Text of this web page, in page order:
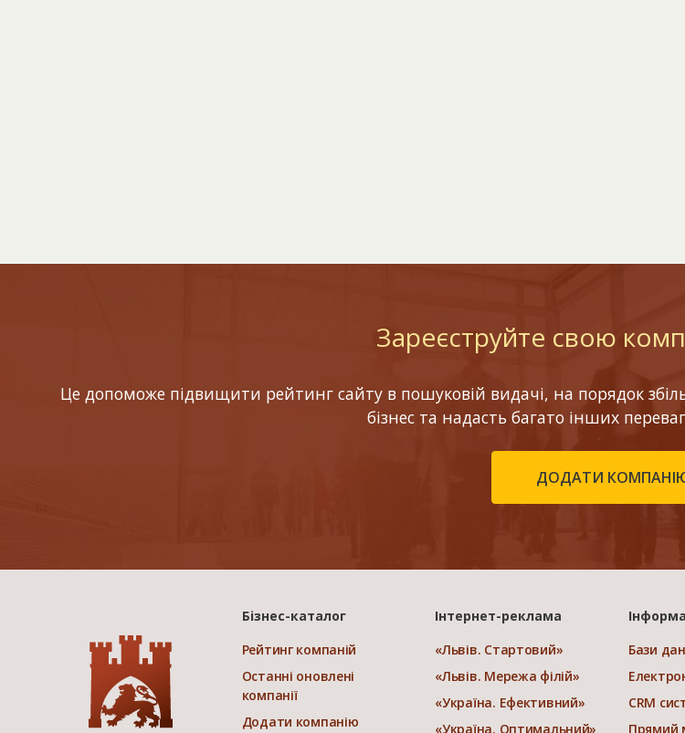
Зареєструйте свою
Це допоможе підвищити рейтинг сайту в пошуковій видачі, на порядок
бізнес та надасть багато інших
ДОДАТИ
Бізнес-каталог
Рейтинг компаній
Останні оновлені
компанії
Додати компанію
Інтернет-реклама
«Львів. Стартовий»
«Львів. Мережа філій»
«Україна. Ефективний»
«Україна. Оптимальний»
Бази
CRM
Прямий